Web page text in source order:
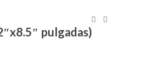
pulgadas)